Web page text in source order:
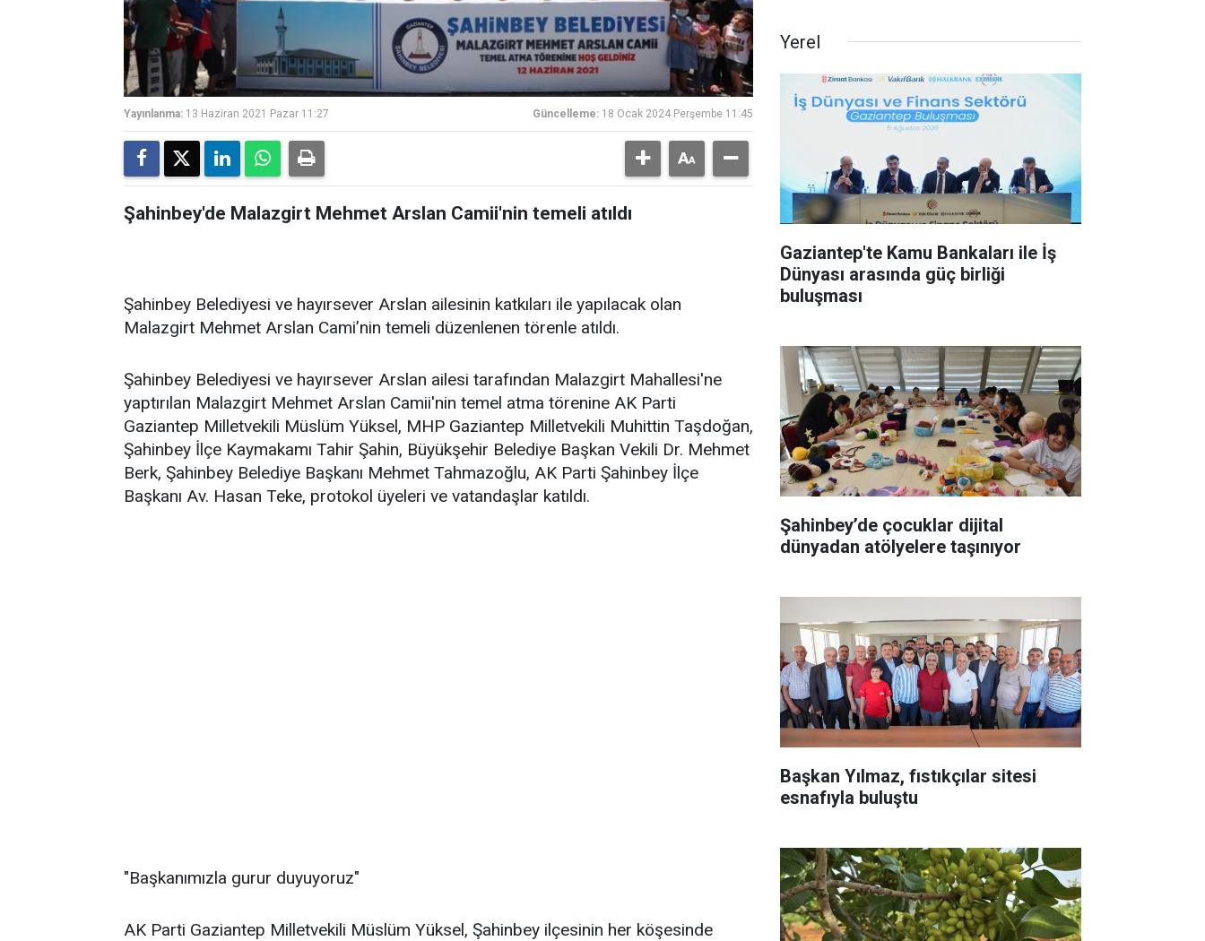
Yayınlanma: 13 Haziran 2021 Pazar 11:27 Güncelleme: 18 Ocak 2024 Perşembe 11:45
Şahinbey'de Malazgirt Mehmet Arslan Camii'nin temeli atıldı
Şahinbey Belediyesi ve hayırsever Arslan ailesinin katkıları ile yapılacak olan
Malazgirt Mehmet Arslan Cami’nin temeli düzenlenen törenle atıldı.
Şahinbey Belediyesi ve hayırsever Arslan ailesi tarafından Malazgirt Mahallesi'ne
yaptırılan Malazgirt Mehmet Arslan Camii'nin temel atma törenine AK Parti
Gaziantep Milletvekili Müslüm Yüksel, MHP Gaziantep Milletvekili Muhittin Taşdoğan,
Şahinbey İlçe Kaymakamı Tahir Şahin, Büyükşehir Belediye Başkan Vekili Dr. Mehmet
Berk, Şahinbey Belediye Başkanı Mehmet Tahmazoğlu, AK Parti Şahinbey İlçe
Başkanı Av. Hasan Teke, protokol üyeleri ve vatandaşlar katıldı.
"Başkanımızla gurur duyuyoruz"
AK Parti Gaziantep Milletvekili Müslüm Yüksel, Şahinbey ilçesinin her köşesinde
Yerel
Gaziantep'te Kamu Bankaları ile İş
Dünyası arasında güç birliği
buluşması
Şahinbey’de çocuklar dijital
dünyadan atölyelere taşınıyor
Başkan Yılmaz, fıstıkçılar sitesi
esnafıyla buluştu